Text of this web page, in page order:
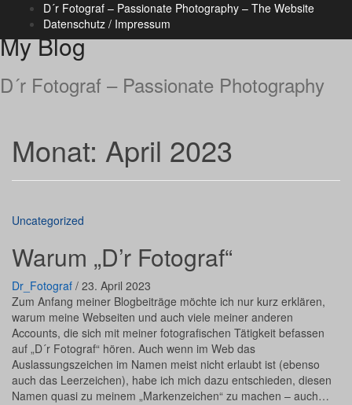
D´r Fotograf – Passionate Photography – The Website
Datenschutz / Impressum
My Blog
D´r Fotograf – Passionate Photography
Monat: April 2023
Uncategorized
Warum „D’r Fotograf“
Dr_Fotograf / 23. April 2023
Zum Anfang meiner Blogbeiträge möchte ich nur kurz erklären,
warum meine Webseiten und auch viele meiner anderen
Accounts, die sich mit meiner fotografischen Tätigkeit befassen
auf „D´r Fotograf“ hören. Auch wenn im Web das
Auslassungszeichen im Namen meist nicht erlaubt ist (ebenso
auch das Leerzeichen), habe ich mich dazu entschieden, diesen
Namen quasi zu meinem „Markenzeichen“ zu machen – auch…